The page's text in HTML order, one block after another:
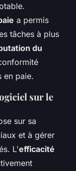
a permis
tâches à plus
du
en paie.
sur le
sur sa
et à gérer
L'efficacité